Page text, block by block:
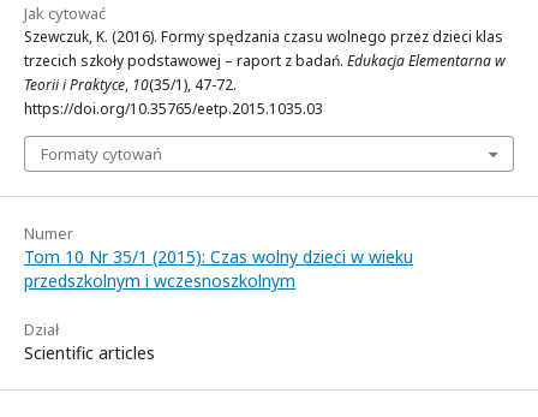
Jak cytować
Szewczuk, K. (2016). Formy spędzania czasu wolnego przez dzieci klas
trzecich szkoły podstawowej – raport z badań. Edukacja Elementarna w
Teorii i Praktyce, 10(35/1), 47-72.
https://doi.org/10.35765/eetp.2015.1035.03
Formaty cytowań
Numer
Tom 10 Nr 35/1 (2015): Czas wolny dzieci w wieku
przedszkolnym i wczesnoszkolnym
Dział
Scientific articles